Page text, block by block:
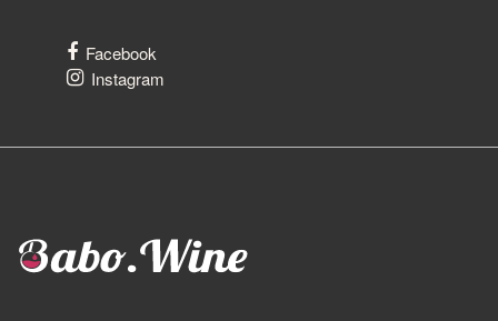
Facebook
Instagram